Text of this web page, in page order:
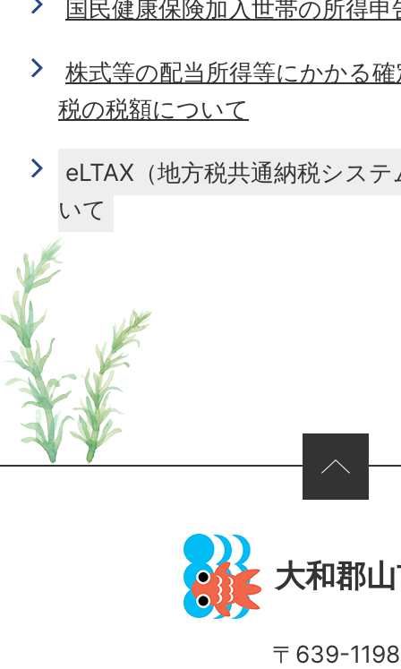
国民健康保険加入世帯の所得
株式等の配当所得等にかかる
税の税額について
eLTAX（地方税共通納税シス
いて
ページの先頭へ
大和郡
〒639-1198